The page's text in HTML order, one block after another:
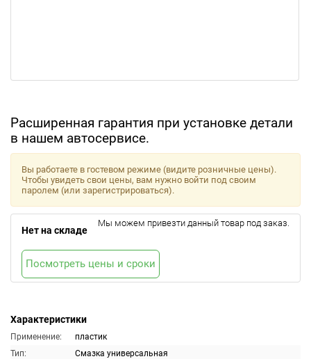
Расширенная гарантия при установке детали
в нашем автосервисе.
Характеристики
Применение:
пластик
Тип:
Смазка универсальная
Вы работаете в гостевом режиме (видите розничные цены).
Чтобы увидеть свои цены, вам нужно войти под своим
паролем (или зарегистрироваться).
Нет на складе
Мы можем привезти данный товар под заказ.
Посмотреть цены и сроки